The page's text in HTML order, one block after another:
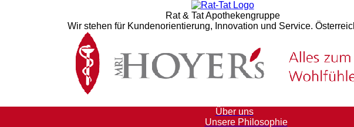
Rat & Tat Apothekengruppe
Wir stehen für Kundenorientierung, Innovation und Service.
Über uns
Unsere Philosophie